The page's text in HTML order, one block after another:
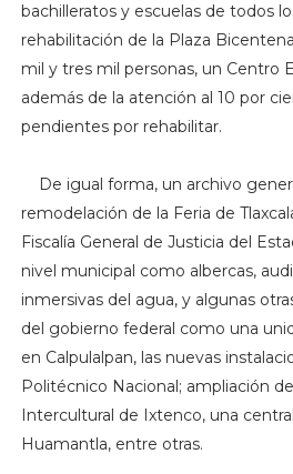
bachilleratos y escuelas de todos
rehabilitación de la Plaza
mil y tres mil personas, un Centro
además de la atención al 10 por
pendientes por rehabilitar.
De igual forma, un archivo
remodelación de la Feria de
Fiscalía General de Justicia del
nivel municipal como albercas,
inmersivas del agua, y algunas
del gobierno federal como una
en Calpulalpan, las nuevas
Politécnico Nacional; ampliación
Intercultural de Ixtenco, una
Huamantla, entre otras.